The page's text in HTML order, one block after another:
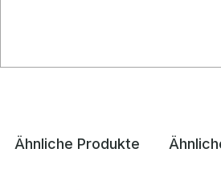
Ähnliche Produkte